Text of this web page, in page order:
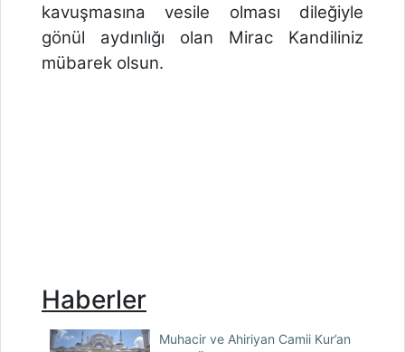
kavuşmasına vesile olması dileğiyle
gönül aydınlığı olan Mirac Kandiliniz
mübarek olsun.
Haberler
Muhacir ve Ahiriyan Camii Kur’an